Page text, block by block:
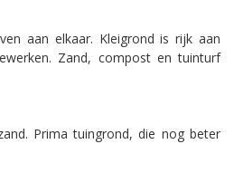
aan elkaar. Kleigrond is rijk aan
Zand, compost en tuinturf
Prima tuingrond, die nog beter